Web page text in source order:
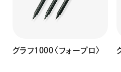
グラフ1000〈フォープロ〉